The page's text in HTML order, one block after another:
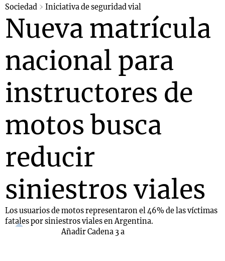
Sociedad Iniciativa de seguridad vial
Nueva matrícula
nacional para
instructores de
motos busca
reducir
siniestros viales
Los usuarios de motos representaron el 46% de las víctimas
fatales por siniestros viales en Argentina.
Añadir Cadena 3 a